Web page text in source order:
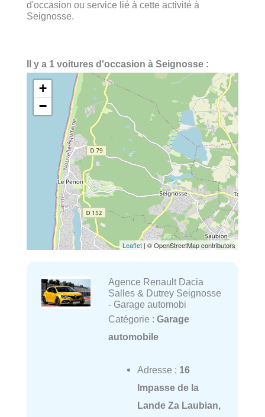
d'occasion ou service lié à cette activité à
Seignosse.
Il y a 1 voitures d'occasion à Seignosse :
+
−
Leaflet | © OpenStreetMap contributors
Agence Renault Dacia
Salles & Dutrey Seignosse
- Garage automobi
Catégorie : Garage
automobile
Adresse : 16
Impasse de la
Lande Za Laubian,